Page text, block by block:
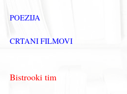
POEZIJA
CRTANI FILMOVI
Bistrooki tim